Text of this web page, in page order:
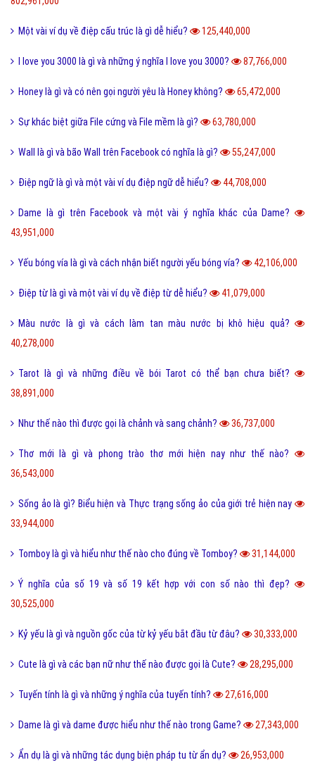
Kỹ năng sống
Hỏi đáp điện thoại
Bài viết xem nhiều cùng chuyên mục
FAQ là gì và câu hỏi thường gặp FAQ có quan trọng Website?
Một vài ví dụ về điệp cấu trúc là gì dễ hiểu?
I love you 3000 là gì và những ý nghĩa I love you 3000? 87,766,000
Honey là gì và có nên gọi người yêu là Honey không? 65,472,000
Sự khác biệt giữa File cứng và File mềm là gì?
Wall là gì và bão Wall trên Facebook có nghĩa là gì? 55,247,000
43,951,000
40,278,000
Tarot là gì và những điều về bói Tarot có thể bạn chưa biết?
38,891,000